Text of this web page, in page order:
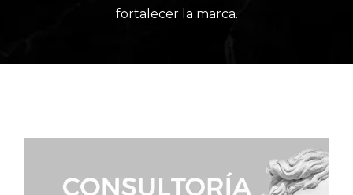
fortalecer la marca.